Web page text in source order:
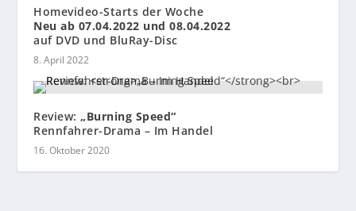
Homevideo-Starts der Woche
Neu ab 07.04.2022 und 08.04.2022
auf DVD und BluRay-Disc
8. April 2022
Review:„Burning Speed“
Rennfahrer-Drama – Im Handel
16. Oktober 2020